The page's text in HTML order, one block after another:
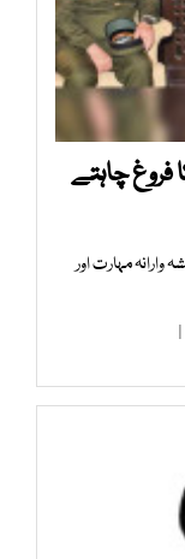
فروغ چاہتے
مہارت اور